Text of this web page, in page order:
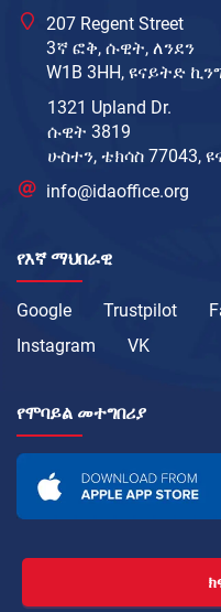
207 Regent Street
3ኛ ፎቅ, ሱዊት, ለንደን
W1B 3HH, ዩናይትድ
1321 Upland Dr.
ሱዊት 3819
ሁስተን, ቴክሳስ 77043,
info@idaoffice.org
የእኛ ማህበራዊ
Google Trustpilot
Instagram
VK
የሞባይል መተግበሪያ